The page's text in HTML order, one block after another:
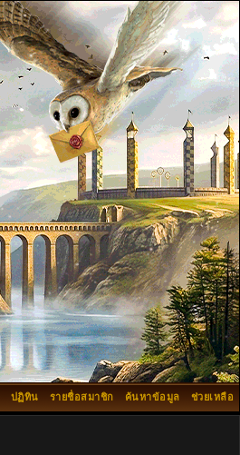
ช่วยเหลือ
ค้นหาข้อมูล
รายชื่อสมาชิก
ปฏิทิน